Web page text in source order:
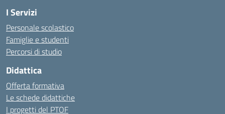
I Servizi
Personale scolastico
Famiglie e studenti
Percorsi di studio
Didattica
Offerta formativa
Le schede didattiche
I progetti del PTOF